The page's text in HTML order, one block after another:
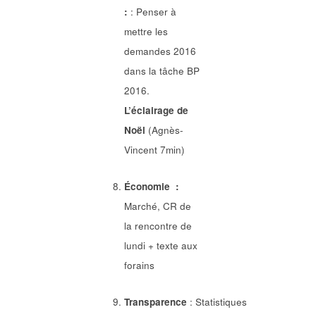
: : Penser à
mettre les
demandes 2016
dans la tâche BP
2016.
L’éclairage de
Noël (Agnès-
Vincent 7min)
Économie :
Marché, CR de
la rencontre de
lundi + texte aux
forains
Transparence : Statistiques